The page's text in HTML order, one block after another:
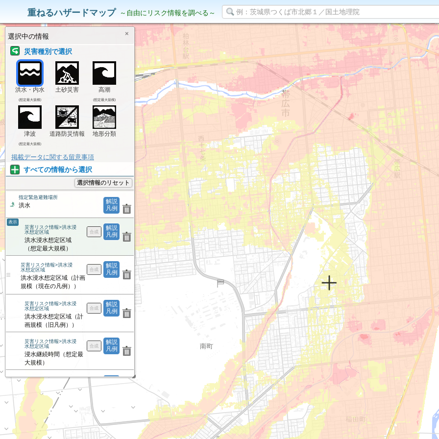
重ねるハザードマップ ～自由にリスク情報を調べる～
災害リスク情報
選択中の情報 ×
災害種別で選択
洪水・内水
(想定最大規模)
土砂災害 高潮
(想定最大規模)
津波
(想定最大規模)
道路防災情報 地形分類
掲載データに関する留意事項
すべての情報から選択
選択情報のリセット
解説
凡例
指定緊急避難場所
洪水
解説
凡例
表示
災害リスク情報>洪水浸
水想定区域
洪水浸水想定区域
（想定最大規模）
解説
凡例
災害リスク情報>洪水浸
水想定区域
洪水浸水想定区域（計画
規模（現在の凡例））
解説
凡例
災害リスク情報>洪水浸
水想定区域
洪水浸水想定区域（計
画規模（旧凡例））
解説
凡例
災害リスク情報>洪水浸
水想定区域
浸水継続時間（想定最
大規模）
解説
凡例
災害リスク情報>洪水浸
水想定区域
家屋倒壊等氾濫想定区
域（氾濫流）
凡例
災害リスク情報>洪水浸
水想定区域
家屋倒壊等氾濫想定区